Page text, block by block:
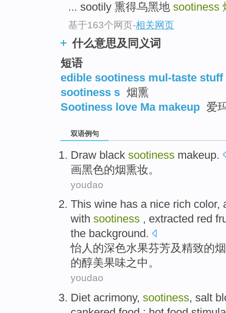
... sootily 熏得乌黑地 sootiness
基于163个网页-相关网页
什么意思及同义词
短语
edible sootiness mul-taste stuff
sootiness s 烟熏
Sootiness love Ma makeup 爱
双语例句
Draw black sootiness makeup.
画黑色的烟熏妆。
youdao
This wine has a nice rich
with sootiness , extracted red
the background.
怡人的深色水果芬芳及精致的烟
的醇美果味之中。
youdao
Diet acrimony, sootiness, salt